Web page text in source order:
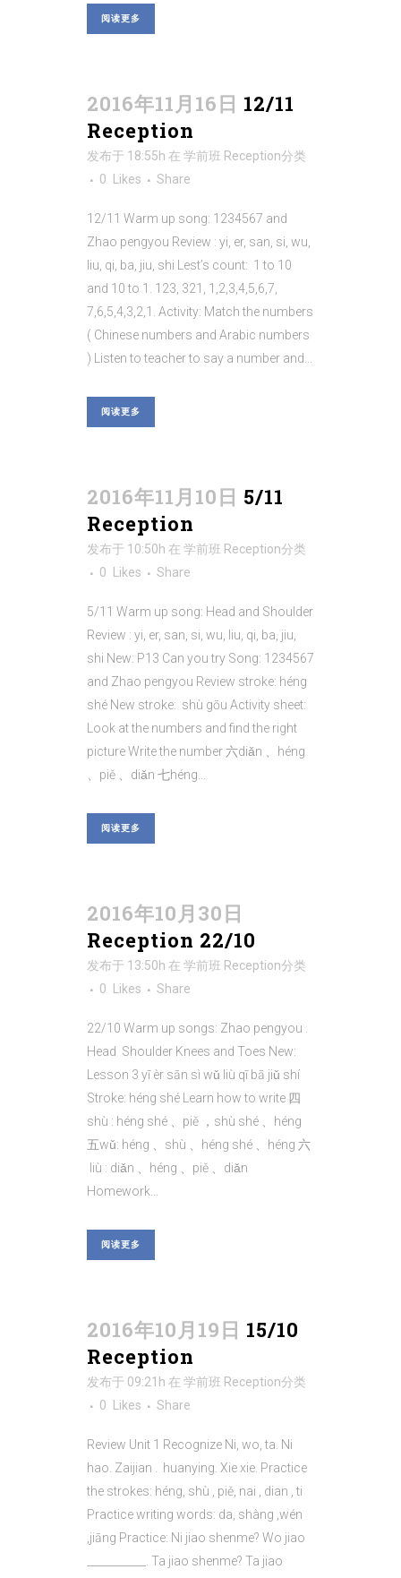
阅读更多
2016年11月16日 12/11
Reception
发布于 18:55h 在 学前班 Reception分类
0
Likes Share
12/11 Warm up song: 1234567 and
Zhao pengyou Review : yi, er, san, si, wu,
liu, qi, ba, jiu, shi Lest’s count: 1 to 10
and 10 to 1. 123, 321, 1,2,3,4,5,6,7,
7,6,5,4,3,2,1. Activity: Match the numbers
( Chinese numbers and Arabic numbers
) Listen to teacher to say a number and...
阅读更多
2016年11月10日 5/11
Reception
发布于 10:50h 在 学前班 Reception分类
0
Likes Share
5/11 Warm up song: Head and Shoulder
Review : yi, er, san, si, wu, liu, qi, ba, jiu,
shi New: P13 Can you try Song: 1234567
and Zhao pengyou Review stroke: héng
shé New stroke: shù gōu Activity sheet:
Look at the numbers and find the right
picture Write the number 六diǎn 、héng
、piě 、diǎn 七héng...
阅读更多
2016年10月30日
Reception 22/10
发布于 13:50h 在 学前班 Reception分类
0
Likes Share
22/10 Warm up songs: Zhao pengyou .
Head Shoulder Knees and Toes New:
Lesson 3 yī èr sān sì wǔ liù qī bā jiǔ shí
Stroke: héng shé Learn how to write 四
shù : héng shé 、piě ，shù shé 、héng
五wǔ: héng 、shù 、héng shé 、héng 六
liù : diǎn 、héng 、piě 、diǎn
Homework...
阅读更多
2016年10月19日 15/10
Reception
发布于 09:21h 在 学前班 Reception分类
0
Likes Share
Review Unit 1 Recognize Ni, wo, ta. Ni
hao. Zaijian . huanying. Xie xie. Practice
the strokes: héng, shù , piě, nai , dian , ti
Practice writing words: da, shàng ,wén
,jiāng Practice: Ni jiao shenme? Wo jiao
___________. Ta jiao shenme? Ta jiao